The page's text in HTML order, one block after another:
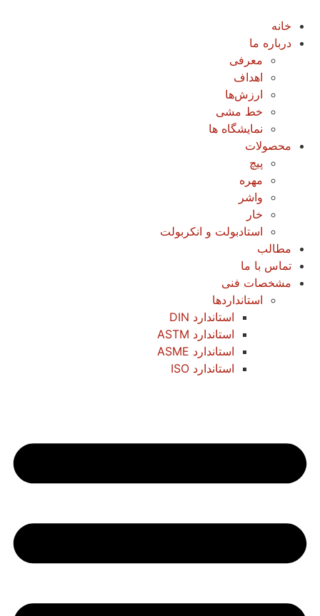
محتوا
خانه
درباره ما
معرفی
اهداف
ارزش‌ها
خط مشی
نمایشگاه ها
محصولات
پیچ
مهره
واشر
خار
استادبولت و انکربولت
مطالب
تماس با ما
مشخصات فنی
استانداردها
استاندارد DIN
استاندارد ASTM
استاندارد ASME
استاندارد ISO